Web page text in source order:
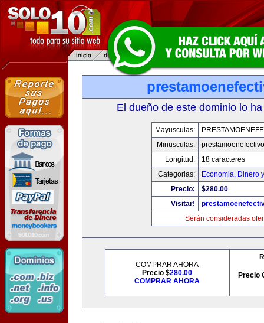
El dueño de este dominio lo
Mayusculas:
Minusculas:
Longitud:
18 caracteres
Categorias:
Economia, Dinero
Precio:
$280.00
Visitar!
Serán consideradas
COMPRAR AHORA
Precio $280.00
COMPRAR AHORA
Precio